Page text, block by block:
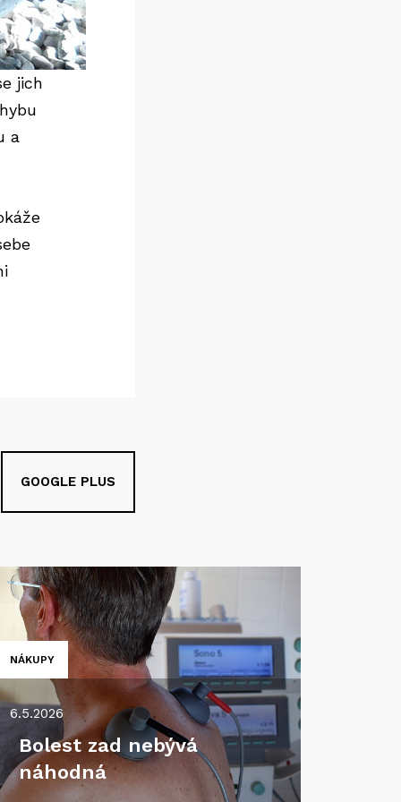
jich
a
GOOGLE PLUS
NÁKUPY
6.5.2026
Bolest zad nebývá
náhodná